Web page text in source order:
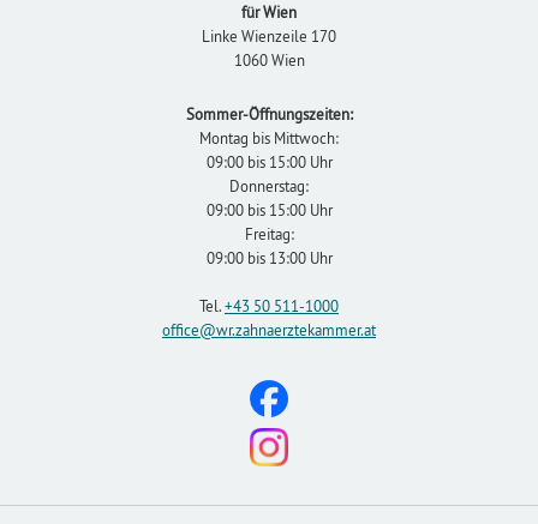
für Wien
Linke Wienzeile 170
1060 Wien
Sommer-Öffnungszeiten:
Montag bis Mittwoch:
09:00 bis 15:00 Uhr
Donnerstag:
09:00 bis 15:00 Uhr
Freitag:
09:00 bis 13:00 Uhr
Tel.+43 50 511-1000
office@wr.zahnaerztekammer.at